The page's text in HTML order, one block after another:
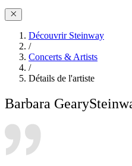
Découvrir Steinway
/
Concerts & Artists
/
Détails de l'artiste
Barbara Geary